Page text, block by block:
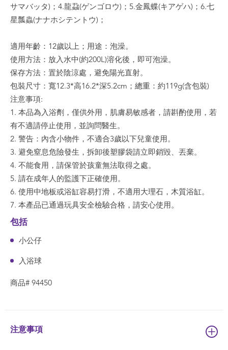
サマバッタ)；4.龍蝨(ゲンゴロウ)；5.金鳳蝶(キアゲハ)；6.七
星瓢蟲(ナナホシテントウ)；
適用年齡：12歲以上；用途：泡澡。
使用方法：放入水中(約200L)溶化後，即可泡澡。
保存方法：置於陰涼處，避免陽光直射。
包裝尺寸：寬12.3*高16.2*深5.2cm；總重：約119g(含包裝)
注意事項:
1. 本品為入浴劑，僅供外用，肌膚易敏感者，請斟酌使用，若
有不適請停止使用，並詢問醫生。
2. 警告：內含小物件，不適合3歲以下兒童使用。
3. 避免窒息危險發生，拆卸後塑膠袋請立即銷毀、丟棄。
4. 不能食用，請保管於孩童無法取得之處。
5. 請在成年人的監護下正確使用。
6. 使用中地板或浴缸容易打滑，不適用大理石，木質浴缸。
7. 本產品已通過玩具安全檢驗合格，請安心使用。
包括
小公仔
入浴球
商品# 94450
注意事項